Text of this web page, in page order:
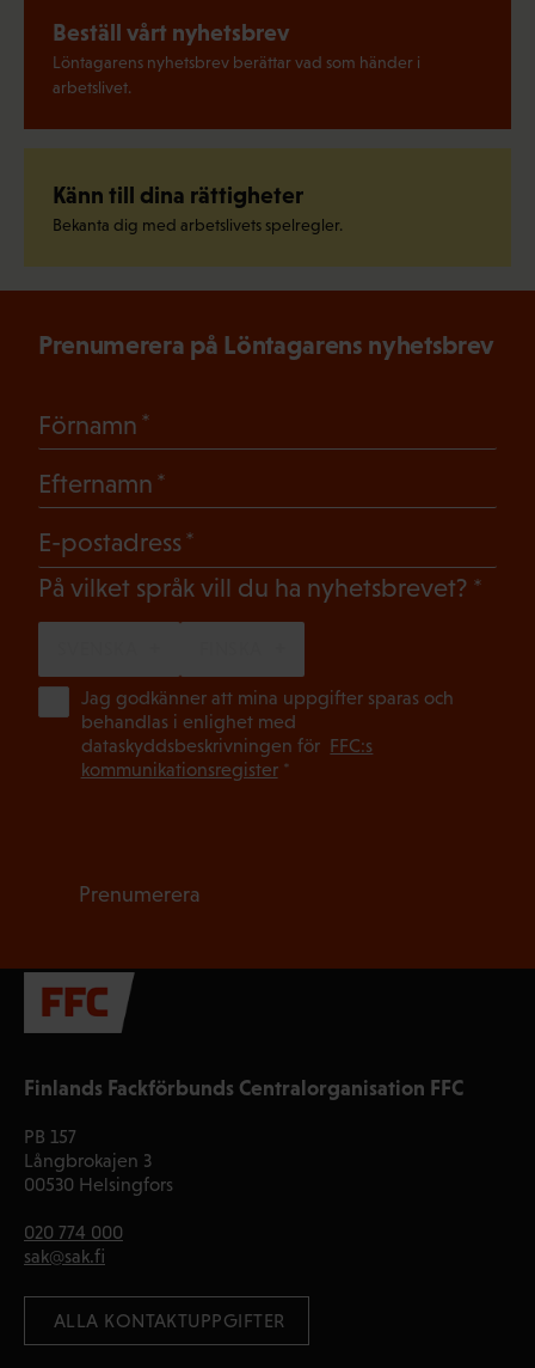
Beställ vårt nyhetsbrev
Löntagarens nyhetsbrev berättar vad som händer i
arbetslivet.
Känn till dina rättigheter
Bekanta dig med arbetslivets spelregler.
Finlands Fackförbunds Centralorganisation FFC
PB 157
Långbrokajen 3
00530 Helsingfors
020 774 000
sak@sak.fi
ALLA KONTAKTUPPGIFTER
Prenumerera på Löntagarens nyhetsbrev
Förnamn
Efternamn
E-postadress
På vilket språk vill du ha nyhetsbrevet?
Jag godkänner att mina uppgifter sparas och
behandlas i enlighet med
dataskyddsbeskrivningen för FFC:s
kommunikationsregister*
Prenumerera